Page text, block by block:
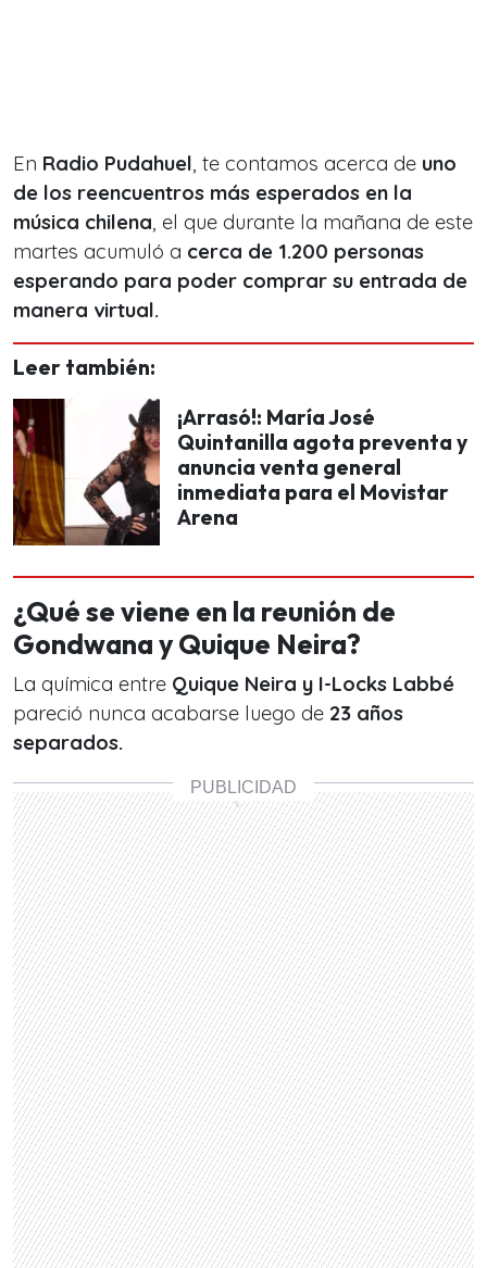
En Radio Pudahuel, te contamos acerca de uno
de los reencuentros más esperados en la
música chilena, el que durante la mañana de este
martes acumuló a cerca de 1.200 personas
esperando para poder comprar su entrada de
manera virtual.
Leer también:
¡Arrasó!: María José
Quintanilla agota preventa y
anuncia venta general
inmediata para el Movistar
Arena
¿Qué se viene en la reunión de
Gondwana y Quique Neira?
La química entre Quique Neira y I-Locks Labbé
pareció nunca acabarse luego de 23 años
separados.